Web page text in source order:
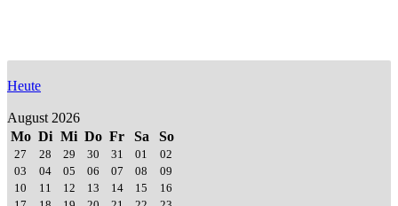
Heute
August 2026
Mo Di Mi Do Fr Sa So
27 28 29 30 31 01
02
03
04 05 06 07 08
09
10
11 12 13 14 15
16